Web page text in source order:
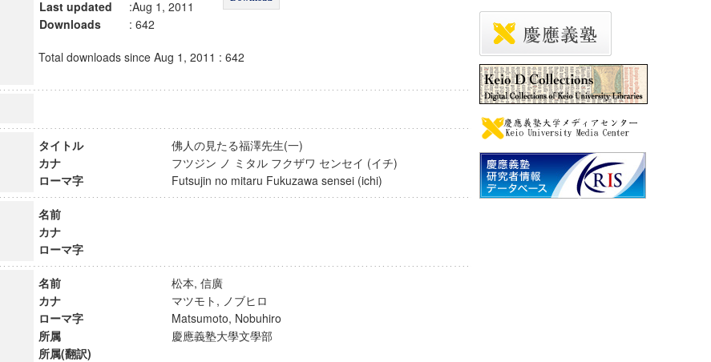
Last updated
:Aug 1, 2011
Downloads
: 642
Total downloads since Aug 1, 2011 : 642
タイトル
佛人の見たる福澤先生(一)
カナ
フツジン ノ ミタル フクザワ センセイ (イチ)
ローマ字
Futsujin no mitaru Fukuzawa sensei (ichi)
名前
カナ
ローマ字
名前
松本, 信廣
カナ
マツモト, ノブヒロ
ローマ字
Matsumoto, Nobuhiro
所属
慶應義塾大學文學部
所属(翻訳)